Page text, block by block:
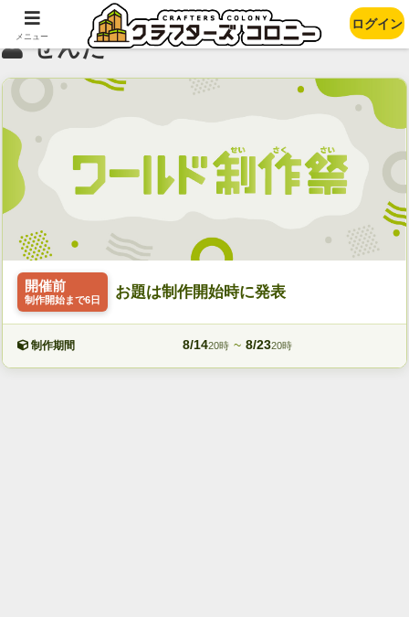
せんた
開催前
制作開始まで6日 お題は制作開始時に発表
制作期間 8/1420時 ~ 8/2320時
メニュー
ログイン